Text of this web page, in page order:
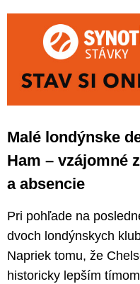
Malé londýnske
Ham – vzájomné
a absencie
Pri pohľade na
dvoch londýnskych
Napriek tomu, že
historicky lepším